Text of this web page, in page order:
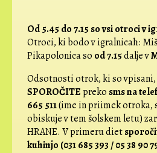
Od 5.45 do 7.15 so vsi otroci v
Otroci, ki bodo v igralnicah:
Pikapolonica so od 7.15dalje v
Odsotnosti otrok, ki so vpisani,
SPOROČITEpreko sms na
665 511(ime in priimek otroka,
obiskuje v tem šolskem letu)
HRANE. V primeru diet
kuhinjo (031 685 393 / 05 38 90